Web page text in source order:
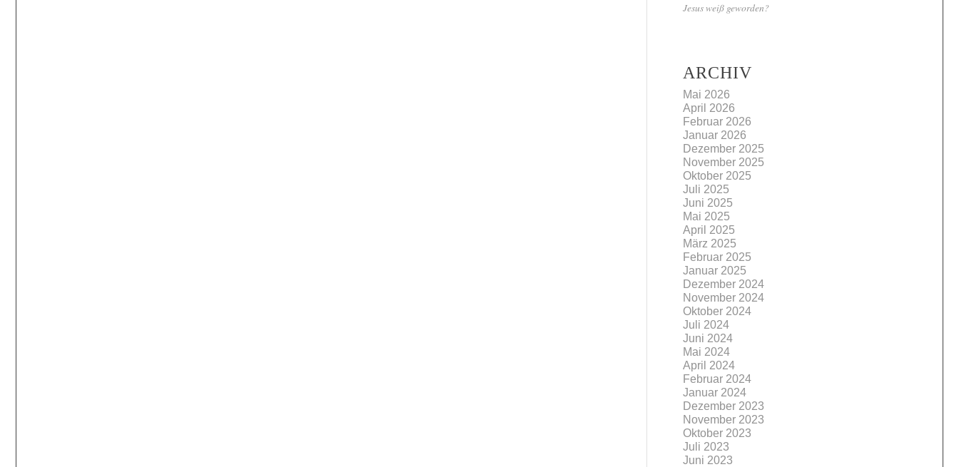
Jesus weiß geworden?
ARCHIV
Mai 2026
April 2026
Februar 2026
Januar 2026
Dezember 2025
November 2025
Oktober 2025
Juli 2025
Juni 2025
Mai 2025
April 2025
März 2025
Februar 2025
Januar 2025
Dezember 2024
November 2024
Oktober 2024
Juli 2024
Juni 2024
Mai 2024
April 2024
Februar 2024
Januar 2024
Dezember 2023
November 2023
Oktober 2023
Juli 2023
Juni 2023